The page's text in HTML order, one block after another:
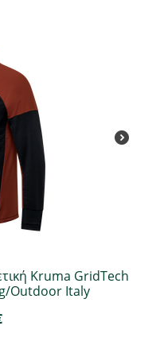
Kruma GridTech
Outdoor Italy